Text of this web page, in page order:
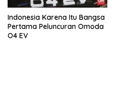
Indonesia Karena Itu Bangsa
Pertama Peluncuran Omoda
O4 EV